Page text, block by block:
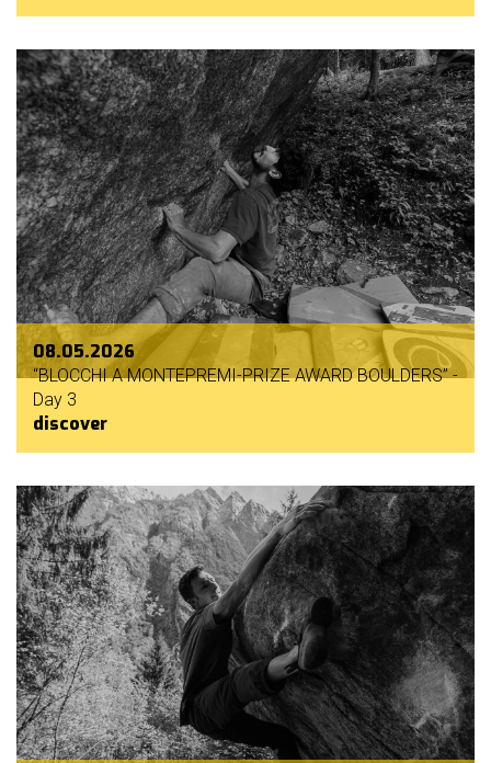
08.05.2026
“BLOCCHI A MONTEPREMI-PRIZE AWARD BOULDERS” -
Day 3
discover